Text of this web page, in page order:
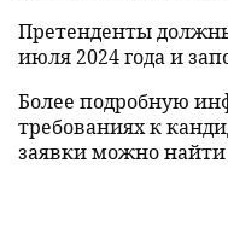
Претенденты
июля 2024 года и
Более подробную
требованиях к
заявки можно найти